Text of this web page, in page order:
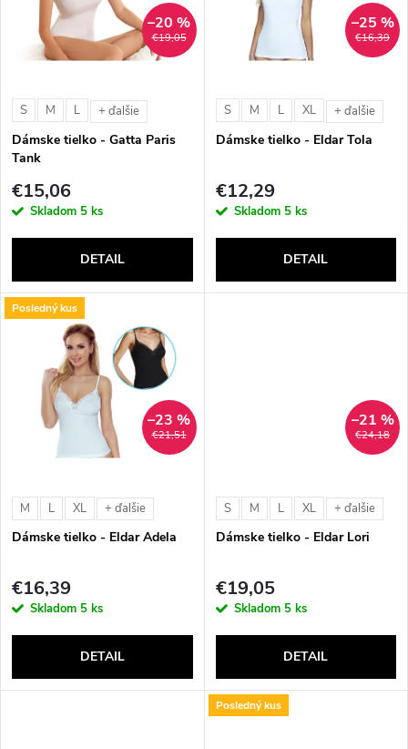
e
p
r
d
o
v
s
p
r
o
d
u
v
€19,05
–20 %
S M L + ďalšie
Dámske tielko - Gatta Paris
Tank
€15,06
Skladom 5 ks
DETAIL
€16,39
–25 %
S M L XL + ďalšie
Dámske tielko - Eldar Tola
€12,29
Skladom 5 ks
DETAIL
Posledný kus
€21,51
–23 %
M L XL + ďalšie
Dámske tielko - Eldar Adela
€16,39
Skladom 5 ks
DETAIL
€24,18
–21 %
S M L XL + ďalšie
Dámske tielko - Eldar Lori
€19,05
Skladom 5 ks
DETAIL
Posledný kus